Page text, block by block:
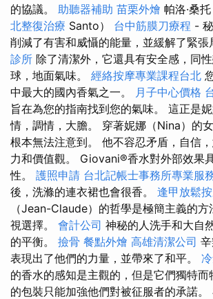
的協議。 助聽器補助 苗栗外燴 帕洛·桑
北整復治療 Santo） 台中筋膜刀療程 -
削減了有害和威懾的能量，並緩解了緊張
診所 除了清潔外，它還具有安全感，同
球，地面氣味。 經絡按摩專業課程台北
中最大的國內香氣之一。 月子中心價格
旨在為您的指南找到您的氣味。 這正是
情，調情，大膽。 穿著妮娜（Nina）的
根本無法注意到。 他不容忍矛盾，自信
力和價值觀。 Giovani®香水對外部效果
性。 護照申請 台北記帳士事務所專業服
後，洗滌的連衣裙也會很香。 逢甲放鬆
（Jean-Claude）的哲學是極簡主義的
視選擇。 會計公司 神秘的人洗手和大自
的平衡。 撿骨 餐點外燴 高雄清潔公司
表現出了他們的力量，並帶來了和平。
的香水的感知是主觀的，但是它們獨特
的包裝只能加強他們對被征服者的承諾